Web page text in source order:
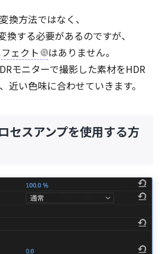
換方法ではなく、
する必要があるのですが、
ェクト
はありません。
モニターで撮影した素材をHDR
近い色味に合わせていきます。
セスアンプを使用する方